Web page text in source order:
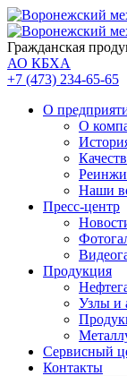
Гражданская
АО КБХА
+7 (473) 234-65-65
О
О
Наши
Пресс-центр
Продукция
Узлы и
Сервисный
Контакты